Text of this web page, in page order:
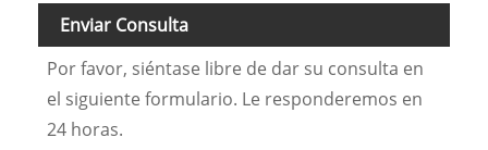
Enviar Consulta
Por favor, siéntase libre de dar su consulta en
el siguiente formulario. Le responderemos en
24 horas.